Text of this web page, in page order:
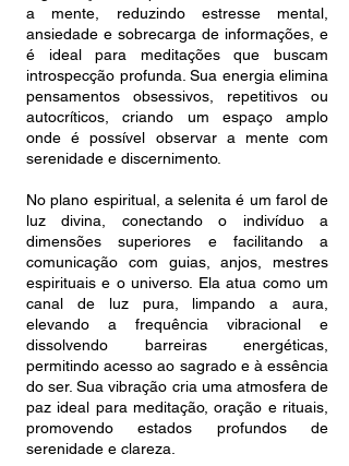
a mente, reduzindo estresse mental,
ansiedade e sobrecarga de informações, e
é ideal para meditações que buscam
introspecção profunda. Sua energia elimina
pensamentos obsessivos, repetitivos ou
autocríticos, criando um espaço amplo
onde é possível observar a mente com
serenidade e discernimento.
No plano espiritual, a selenita é um farol de
luz divina, conectando o indivíduo a
dimensões superiores e facilitando a
comunicação com guias, anjos, mestres
espirituais e o universo. Ela atua como um
canal de luz pura, limpando a aura,
elevando a frequência vibracional e
dissolvendo barreiras energéticas,
permitindo acesso ao sagrado e à essência
do ser. Sua vibração cria uma atmosfera de
paz ideal para meditação, oração e rituais,
promovendo estados profundos de
serenidade e clareza.